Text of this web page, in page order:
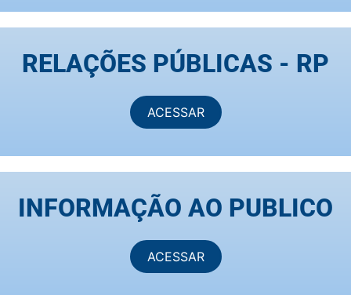
RELAÇÕES PÚBLICAS - RP
ACESSAR
INFORMAÇÃO AO PUBLICO
ACESSAR